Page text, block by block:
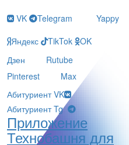
VK Telegram
Yappy
Яндекс
TikTok
OK
Дзен
Rutube
Pinterest
Max
Абитуриент VK
Абитуриент Tg
Приложение
Технобашня для